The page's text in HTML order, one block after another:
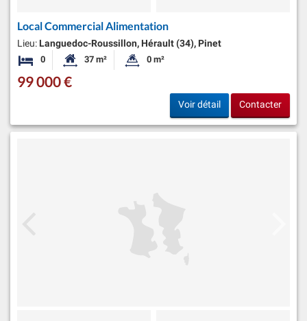
Local Commercial Alimentation
Lieu: Languedoc-Roussillon, Hérault (34), Pinet
0 ChambresSurface habitable:
37 m² Superficie du terrain:
0 m²
99 000 €
Voir détail Contacter